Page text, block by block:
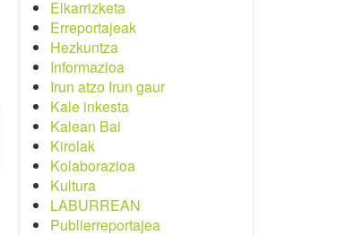
Elkarrizketa
Erreportajeak
Hezkuntza
Informazioa
Irun atzo Irun gaur
Kale inkesta
Kalean Bai
Kirolak
Kolaborazioa
Kultura
LABURREAN
Publierreportajea